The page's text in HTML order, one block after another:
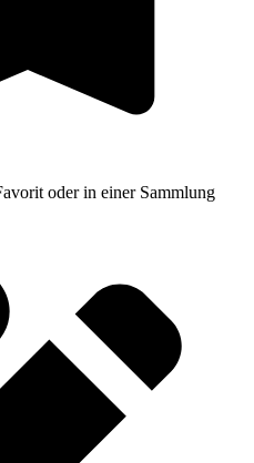
oder in einer Sammlung